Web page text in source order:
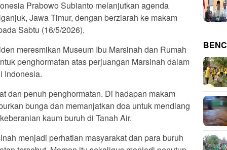
Prabowo Subianto melanjutkan agenda
Jawa Timur, dengan berziarah ke makam
Sabtu (16/5/2026).
meresmikan Museum Ibu Marsinah dan Rumah
penghormatan atas perjuangan Marsinah dalam
Indonesia.
dan penuh penghormatan. Di hadapan makam
bunga dan memanjatkan doa untuk mendiang
kaum buruh di Tanah Air.
menjadi perhatian masyarakat dan para buruh